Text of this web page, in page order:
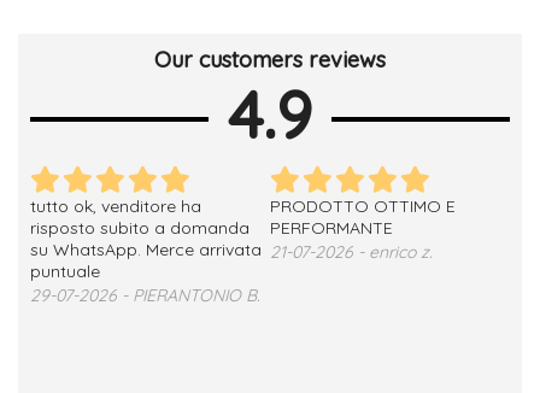
Our customers reviews
4.9
tutto ok, venditore ha
risposto subito a domanda
su WhatsApp. Merce arrivata
puntuale
29-07-2026 - PIERANTONIO B.
PRODOTTO OTTIMO E
PERFORMANTE
21-07-2026 - enrico z.